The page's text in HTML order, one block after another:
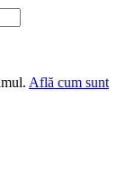
Află cum sunt